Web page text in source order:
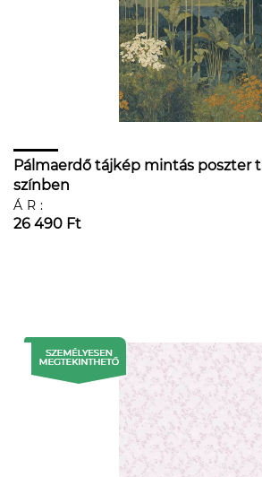
Pálmaerdő tájkép mintás poszter
színben
ÁR:
26 490 Ft